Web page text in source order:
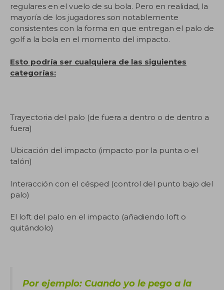
regulares en el vuelo de su bola. Pero en realidad, la
mayoría de los jugadores son notablemente
consistentes con la forma en que entregan el palo de
golf a la bola en el momento del impacto.
Esto podría ser cualquiera de las siguientes
categorías:
Trayectoria del palo (de fuera a dentro o de dentro a
fuera)
Ubicación del impacto (impacto por la punta o el
talón)
Interacción con el césped (control del punto bajo del
palo)
El loft del palo en el impacto (añadiendo loft o
quitándolo)
Por ejemplo: Cuando yo le pego a la